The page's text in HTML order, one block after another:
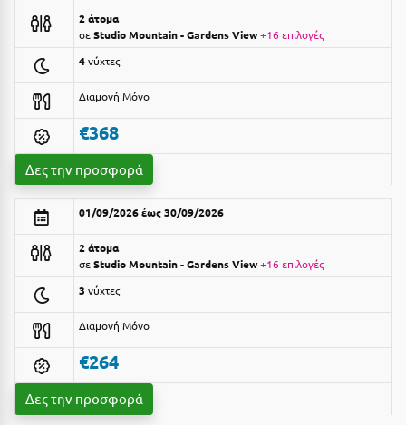
Αργολίδα
Αριδαία
Αρκαδία
Αρκίτσα
Αρτέμιδα
Αστυπάλαια
Αττική
Αχαΐα
Βansko
Βόλος
Ξενοδοχεία 3 Αστέρων
Ξενοδοχεία 4 Αστέρων
Ξενοδοχεία 5 Αστέρων
Βίλες
Κρουαζιέρες
Ενοικιαζόμενα Δωμάτια
Boutique Hotels
Ξενώνες
Camping
Suites
2 άτομα
σεStudio Mountain - Gardens View+16 επιλογές
4νύχτες
Διαμονή Μόνο
€368
Δες την προσφορά
01/09/2026 έως 30/09/2026
2 άτομα
σεStudio Mountain - Gardens View+16 επιλογές
3 νύχτες
Διαμονή Μόνο
€264
Δες την προσφορά